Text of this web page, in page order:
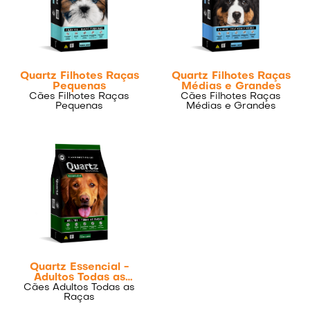
Quartz Filhotes Raças
Pequenas
Cães Filhotes Raças
Pequenas
Quartz Filhotes Raças
Médias e Grandes
Cães Filhotes Raças
Médias e Grandes
Quartz Essencial -
Adultos Todas as
Raças
Cães Adultos Todas as
Raças